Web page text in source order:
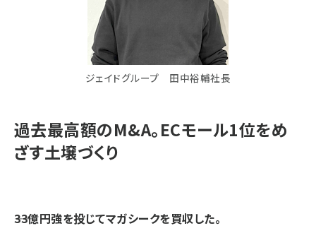
ジェイドグループ 田中裕輔社長
過去最高額のM&A。ECモール1位をめ
ざす土壌づくり
――33億円強を投じてマガシークを買収した。